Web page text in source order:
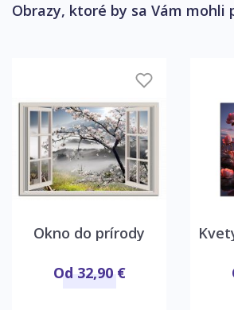
Obrazy, ktoré by sa Vám mohli
Okno do prírody
Od 32,90 €